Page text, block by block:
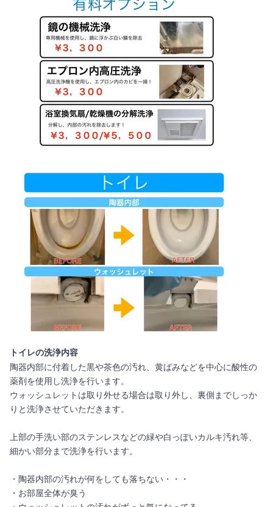
トイレの洗浄内容
陶器内部に付着した黒や茶色の汚れ、黄ばみなどを中心に酸性の
薬剤を使用し洗浄を行います。
ウォッシュレットは取り外せる場合は取り外し、裏側までしっか
りと洗浄させていただきます。
上部の手洗い部のステンレスなどの緑や白っぽいカルキ汚れ等、
細かい部分まで洗浄を行います。
・陶器内部の汚れが何をしても落ちない・・・
・お部屋全体が臭う